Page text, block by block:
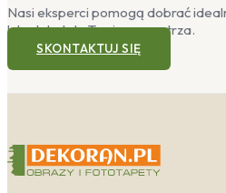
Nasi eksperci pomogą dobrać
lub plakat do Twojego wnętrza.
SKONTAKTUJ SIĘ